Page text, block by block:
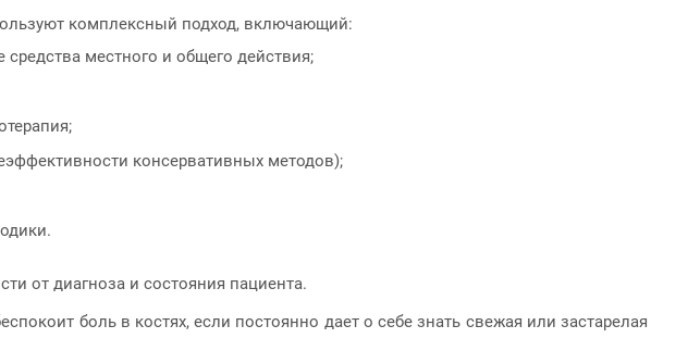
комплексный подход, включающий:
местного и общего действия;
консервативных методов);
от диагноза и состояния пациента.
боль в костях, если постоянно дает о себе знать свежая или застарелая